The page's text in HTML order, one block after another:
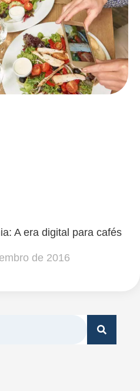
A era digital para cafés
de 2016